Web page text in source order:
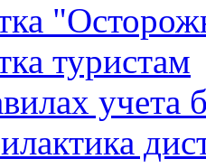
туристам
учета